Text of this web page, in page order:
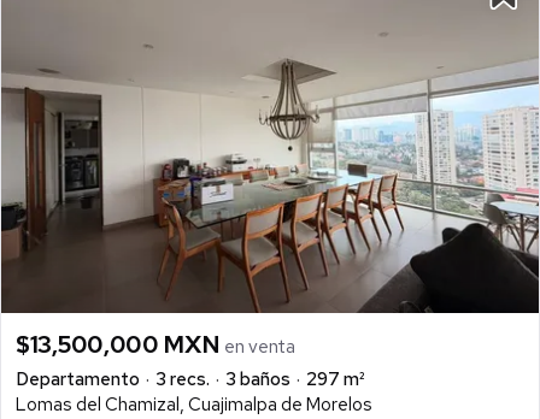
$13,500,000 MXN en venta
Departamento
3 recs. 3 baños
297 m²
Lomas del Chamizal, Cuajimalpa de Morelos